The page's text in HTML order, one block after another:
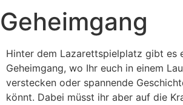
Geheimgang
Hinter dem Lazarettspielplatz gibt es
Geheimgang, wo Ihr euch in einem
verstecken oder spannende
könnt. Dabei müsst ihr aber auf die